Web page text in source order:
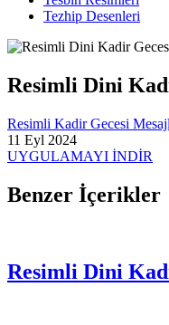
Tezhip Desenleri
Resimli Dini
Resimli Kadir Gecesi
11 Eyl 2024
UYGULAMAYI İNDİR
Benzer İçerikler
Resimli Dini